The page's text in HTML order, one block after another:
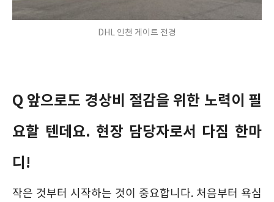
DHL 인천 게이트 전경
Q 앞으로도 경상비 절감을 위한 노력이 필
요할 텐데요. 현장 담당자로서 다짐 한마
디!
작은 것부터 시작하는 것이 중요합니다. 처음부터 욕심